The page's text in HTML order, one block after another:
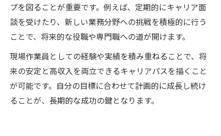
プを図ることが重要です。例えば、定期的にキャリア面
談を受けたり、新しい業務分野への挑戦を積極的に行う
ことで、将来的な役職や専門職への道が開けます。
現場作業員としての経験や実績を積み重ねることで、将
来の安定と高収入を両立できるキャリアパスを描くこと
が可能です。自分の目標に合わせて計画的に成長し続け
ることが、長期的な成功の鍵となります。